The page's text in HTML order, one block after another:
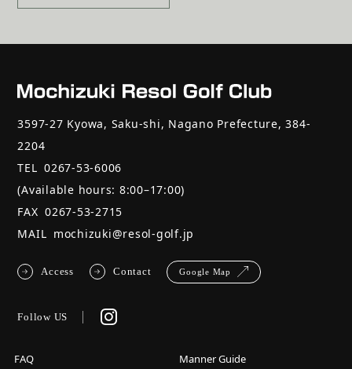
3597-27 Kyowa, Saku-shi, Nagano Prefecture, 384-
2204
TEL 0267-53-6006
(Available hours: 8:00–17:00)
FAX 0267-53-2715
MAIL mochizuki@resol-golf.jp
Access Contact Google Map
Follow US
FAQ Manner Guide